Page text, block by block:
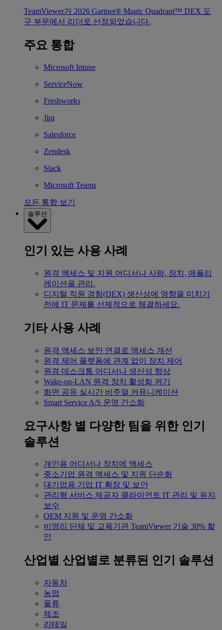
TeamViewer가 2026 Gartner® Magic Quadrant™ DEX 도
구 부문에서 리더로 선정되었습니다.
주요 통합
Microsoft Intune
ServiceNow
Freshworks
Jira
Salesforce
Zendesk
Slack
Microsoft Teams
모든 통합 보기
솔루션
인기 있는 사용 사례
원격 액세스 및 지원 어디서나 사람, 장치, 애플리
케이션을 관리.
디지털 직원 경험(DEX) 생산성에 영향을 미치기
전에 IT 문제를 선제적으로 해결하세요.
기타 사용 사례
원격 액세스 보안 연결로 액세스 개선
원격 제어 플랫폼에 관계 없이 장치 제어
원격 데스크톱 어디서나 생산성 향상
Wake-on-LAN 원격 장치 활성화 켜기
화면 공유 실시간 비주얼 커뮤니케이션
Smart Service A/S 운영 간소화
요구사항 별 다양한 팀을 위한 인기
솔루션
개인용 어디서나 장치에 액세스
중소기업 원격 액세스 및 지원 단순화
대기업용 기업 IT 확장 및 보안
관리형 서비스 제공자 클라이언트 IT 관리 및 유지
보수
OEM 지원 및 운영 간소화
비영리 단체 및 교육기관 TeamViewer 기술 30% 할
인
산업별 산업별로 분류된 인기 솔루션
자동차
농업
물류
제조
리테일